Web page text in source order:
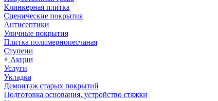
Клинкерная плитка
Сценические покрытия
Антисептики
Уличные покрытия
Плитка полимернопесчаная
Ступени
Акции
Услуги
Укладка
Демонтаж старых покрытий
Подготовка основания, устройство стяжки